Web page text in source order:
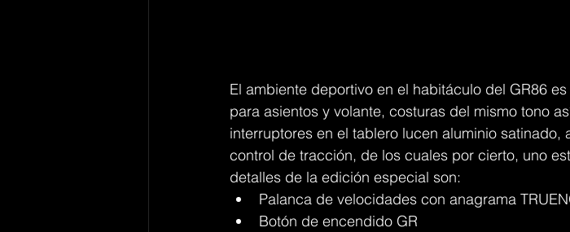
El ambiente deportivo en el habitáculo del GR86
para asientos y volante, costuras del mismo tono
interruptores en el tablero lucen aluminio
control de tracción, de los cuales por cierto, uno
detalles de la edición especial son:
Palanca de velocidades con anagrama
Botón de encendido GR